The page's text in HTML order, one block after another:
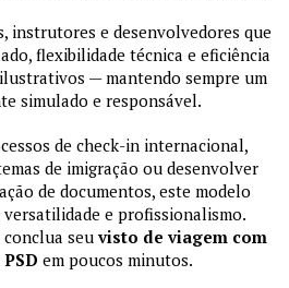
instrutores e desenvolvedores que
flexibilidade técnica e eficiência
— mantendo sempre um
simulado e responsável.
de check-in internacional,
de imigração ou desenvolver
de documentos, este modelo
e profissionalismo.
conclua seuvisto de viagem com
em poucos minutos.